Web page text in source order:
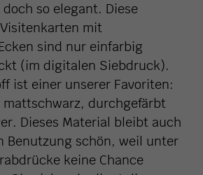
so elegant. Diese
mit
sind nur einfarbig
(im digitalen Siebdruck).
ist einer unserer Favoriten:
mattschwarz, durchgefärbt
Dieses Material bleibt auch
Benutzung schön, weil unter
keine Chance